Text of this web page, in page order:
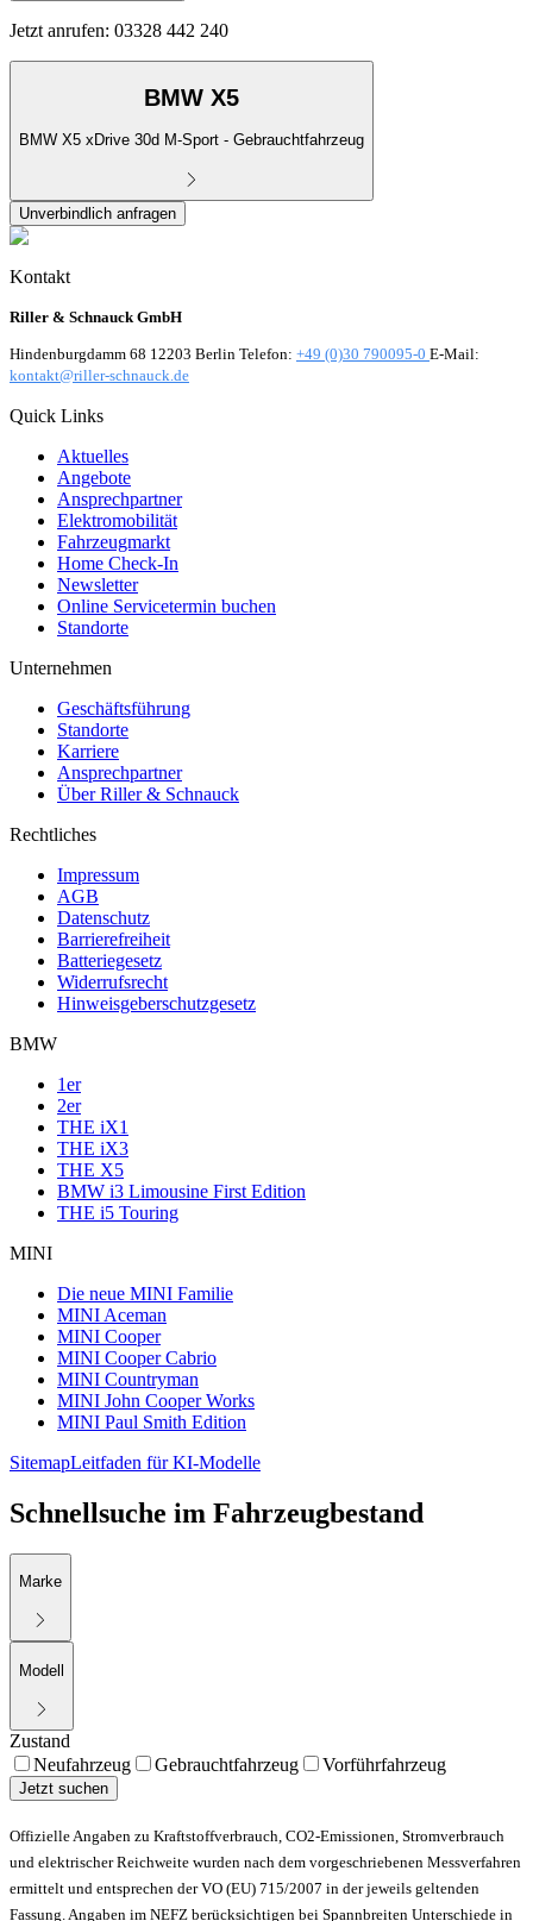
Jetzt anrufen: 03328 442 240
BMW X5
BMW X5 xDrive 30d M-Sport - Gebrauchtfahrzeug
Unverbindlich anfragen
Kontakt
Riller & Schnauck GmbH
Hindenburgdamm 68 12203 Berlin Telefon: +49 (0)30 790095-0 E-Mail:
kontakt@riller-schnauck.de
Quick Links
Aktuelles
Angebote
Ansprechpartner
Elektromobilität
Fahrzeugmarkt
Home Check-In
Newsletter
Online Servicetermin buchen
Standorte
Unternehmen
Geschäftsführung
Standorte
Karriere
Ansprechpartner
Über Riller & Schnauck
Rechtliches
Impressum
AGB
Datenschutz
Barrierefreiheit
Batteriegesetz
Widerrufsrecht
Hinweisgeberschutzgesetz
BMW
1er
2er
THE iX1
THE iX3
THE X5
BMW i3 Limousine First Edition
THE i5 Touring
MINI
Die neue MINI Familie
MINI Aceman
MINI Cooper
MINI Cooper Cabrio
MINI Countryman
MINI John Cooper Works
MINI Paul Smith Edition
SitemapLeitfaden für KI-Modelle
Schnellsuche im Fahrzeugbestand
Marke
Modell
Zustand
Neufahrzeug
Gebrauchtfahrzeug Vorführfahrzeug
Jetzt suchen
Offizielle Angaben zu Kraftstoffverbrauch, CO2-Emissionen, Stromverbrauch
und elektrischer Reichweite wurden nach dem vorgeschriebenen Messverfahren
ermittelt und entsprechen der VO (EU) 715/2007 in der jeweils geltenden
Fassung. Angaben im NEFZ berücksichtigen bei Spannbreiten Unterschiede in